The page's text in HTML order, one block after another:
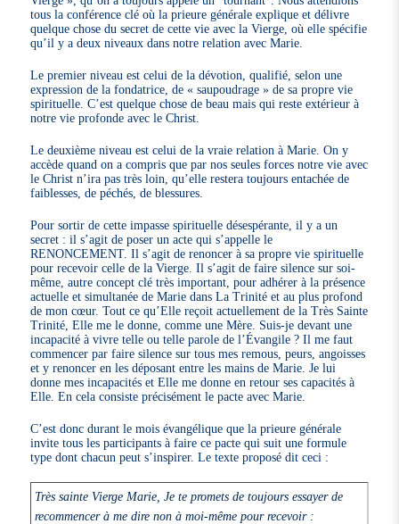
tous la conférence clé où la prieure générale explique et délivre
quelque chose du secret de cette vie avec la Vierge, où elle spécifie
qu’il y a deux niveaux dans notre relation avec Marie.
Le premier niveau est celui de la dévotion, qualifié, selon une
expression de la fondatrice, de « saupoudrage » de sa propre vie
spirituelle. C’est quelque chose de beau mais qui reste extérieur à
notre vie profonde avec le Christ.
Le deuxième niveau est celui de la vraie relation à Marie. On y
accède quand on a compris que par nos seules forces notre vie avec
le Christ n’ira pas très loin, qu’elle restera toujours entachée de
faiblesses, de péchés, de blessures.
Pour sortir de cette impasse spirituelle désespérante, il y a un
secret : il s’agit de poser un acte qui s’appelle le
RENONCEMENT. Il s’agit de renoncer à sa propre vie spirituelle
pour recevoir celle de la Vierge. Il s’agit de faire silence sur soi-
même, autre concept clé très important, pour adhérer à la présence
actuelle et simultanée de Marie dans La Trinité et au plus profond
de mon cœur. Tout ce qu’Elle reçoit actuellement de la Très Sainte
Trinité, Elle me le donne, comme une Mère. Suis-je devant une
incapacité à vivre telle ou telle parole de l’Évangile ? Il me faut
commencer par faire silence sur tous mes remous, peurs, angoisses
et y renoncer en les déposant entre les mains de Marie. Je lui
donne mes incapacités et Elle me donne en retour ses capacités à
Elle. En cela consiste précisément le pacte avec Marie.
C’est donc durant le mois évangélique que la prieure générale
invite tous les participants à faire ce pacte qui suit une formule
type dont chacun peut s’inspirer. Le texte proposé dit ceci :
Très sainte Vierge Marie, Je te promets de toujours essayer de
recommencer à me dire non à moi-même pour recevoir :